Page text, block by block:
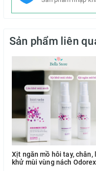
Sản phẩm liên
Xịt ngăn mồ hôi tay, chân,
khử mùi vùng nách Odorex